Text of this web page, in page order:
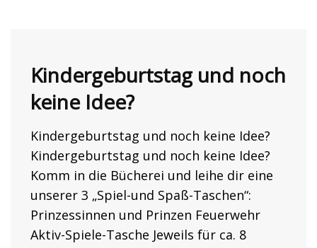
Kindergeburtstag und noch
keine Idee?
Kindergeburtstag und noch keine Idee?
Kindergeburtstag und noch keine Idee?
Komm in die Bücherei und leihe dir eine
unserer 3 „Spiel-und Spaß-Taschen“:
Prinzessinnen und Prinzen Feuerwehr
Aktiv-Spiele-Tasche Jeweils für ca. 8